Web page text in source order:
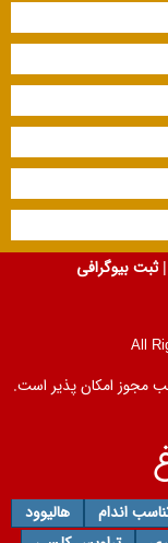
| ثبت بیوگرافی
All
مجوز امکان پذیر است.
اندام
هالیوود